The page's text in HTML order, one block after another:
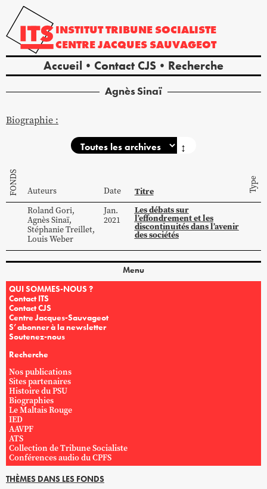
INSTITUTTRIBUNE SOCIALISTE
CENTREJACQUES SAUVAGEOT
Accueil Contact CJS Recherche
AgnèsSinaï
Biographie :
↕
FONDS Auteurs Date Titre Type
RolandGori,
AgnèsSinaï,
StéphanieTreillet,
LouisWeber
Jan.
2021
Les débats sur
l’effondrement et les
discontinuités dans l’avenir
des sociétés
Menu
QUI SOMMES-NOUS ?
Contact ITS
Contact CJS
Centre Jacques-Sauvageot
S’abonner à la newsletter
Soutenez-nous
Recherche
Nos publications
Sites partenaires
Histoire du PSU
Biographies
Le Maltais Rouge
IED
AAVPF
ATS
Collection de Tribune Socialiste
Conférences audio du CPFS
THÈMES DANS LES FONDS